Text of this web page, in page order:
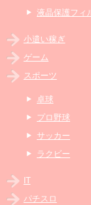
液晶保護フィ
小遣い稼ぎ
ゲーム
スポーツ
卓球
プロ野球
サッカー
ラクビー
IT
パチスロ